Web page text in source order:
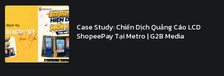
Case Study: Chiến Dịch Quảng Cáo LCD
ShopeePay Tại Metro | G2B Media